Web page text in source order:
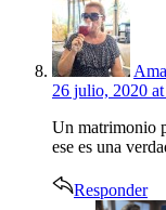
26 julio, 2020
Un matrimonio
ese es una
Responder